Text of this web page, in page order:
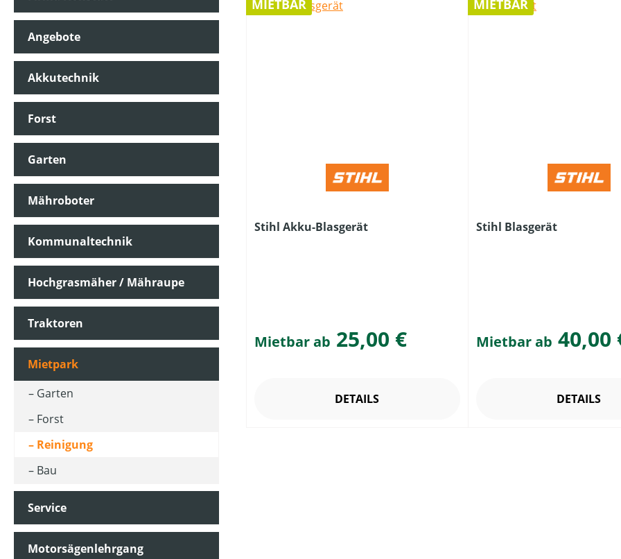
AKKU
AKKU-LADEGERÄT
HERSTELLER BEZEICHNUNG
LUFTGESCHWINDIGKEIT
LUFTVOLUMEN
SCHALLDRUCKPEGEL AM OHR
PREIS
Angebote
Akkutechnik
Forst
Garten
Mähroboter
Kommunaltechnik
Hochgrasmäher / Mähraupe
Traktoren
Mietpark
Garten
Forst
Reinigung
Bau
Service
Motorsägenlehrgang
MIETBAR
Stihl Akku-Blasgerät
Mietbar ab 25,00 €
DETAILS
MIETBAR
Stihl Blasgerät
Mietbar ab 40,00
DETAILS